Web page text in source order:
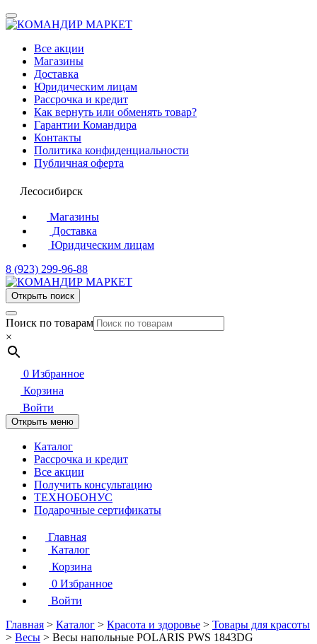
Все акции
Магазины
Доставка
Юридическим лицам
Рассрочка и кредит
Как вернуть или обменять товар?
Гарантии Командира
Контакты
Политика конфиденциальности
Публичная оферта
Лесосибирск
Магазины
Доставка
Юридическим лицам
8 (923) 299-96-88
Открыть поиск
Поиск по товарам
×
0 Избранное
Корзина
Войти
Открыть меню
Каталог
Рассрочка и кредит
Все акции
Получить консультацию
ТЕХНОБОНУС
Подарочные сертификаты
Главная
Каталог
Корзина
0 Избранное
Войти
Главная > Каталог > Красота и здоровье > Товары для красоты
> Весы > Весы напольные POLARIS PWS 1843DG